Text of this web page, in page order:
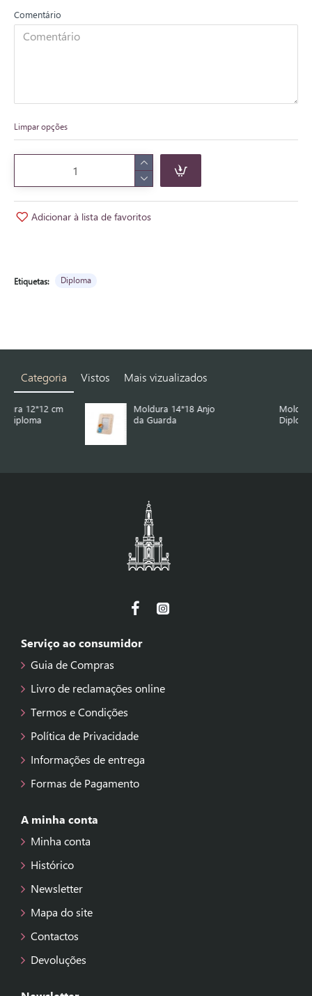
Comentário
Limpar opções
Adicionar à lista de favoritos
Etiquetas: Diploma
Categoria Vistos Mais vizualizados
Moldura 14*18 Anjo
da Guarda
Moldura 20*25 com
Serviço ao consumidor
Guia de Compras
Livro de reclamações online
Termos e Condições
Política de Privacidade
Informações de entrega
Formas de Pagamento
A minha conta
Minha conta
Histórico
Newsletter
Mapa do site
Contactos
Devoluções